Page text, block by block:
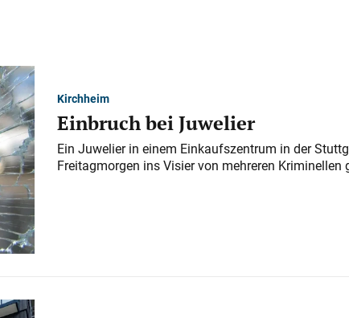
Kirchheim
Einbruch bei Juwelier
Ein Juwelier in einem Einkaufszentrum in der
Freitagmorgen ins Visier von mehreren Kriminellen